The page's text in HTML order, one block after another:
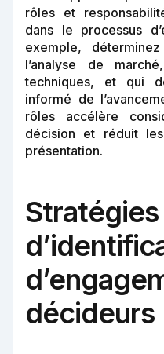
rôles et
dans le processus
exemple,
l’analyse de
techniques, et qui
informé de
rôles accélère
décision et réduit
présentation.
Stratégies
décideurs